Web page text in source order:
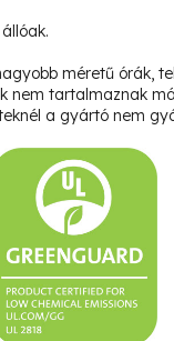
méretű órák,
nem tartalmaznak
a gyártó nem